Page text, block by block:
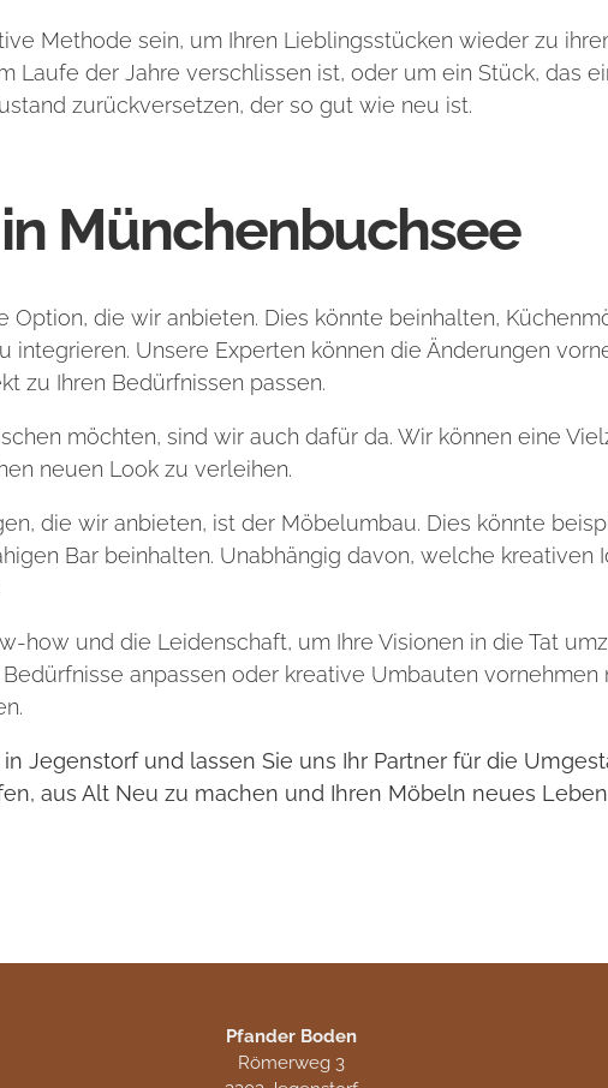
Methode sein, um Ihren Lieblingsstücken wieder zu
Laufe der Jahre verschlissen ist, oder um ein Stück, das
zurückversetzen, der so gut wie neu ist.
Münchenbuchsee
die wir anbieten. Dies könnte beinhalten,
integrieren. Unsere Experten können die Änderungen
zu Ihren Bedürfnissen passen.
möchten, sind wir auch dafür da. Wir können eine
neuen Look zu verleihen.
die wir anbieten, ist der Möbelumbau. Dies könnte
Bar beinhalten. Unabhängig davon, welche kreativen
how und die Leidenschaft, um Ihre Visionen in die Tat
anpassen oder kreative Umbauten vornehmen
Jegenstorf und lassen Sie uns Ihr Partner für die
aus Alt Neu zu machen und Ihren Möbeln neues
Pfander Boden
Römerweg 3